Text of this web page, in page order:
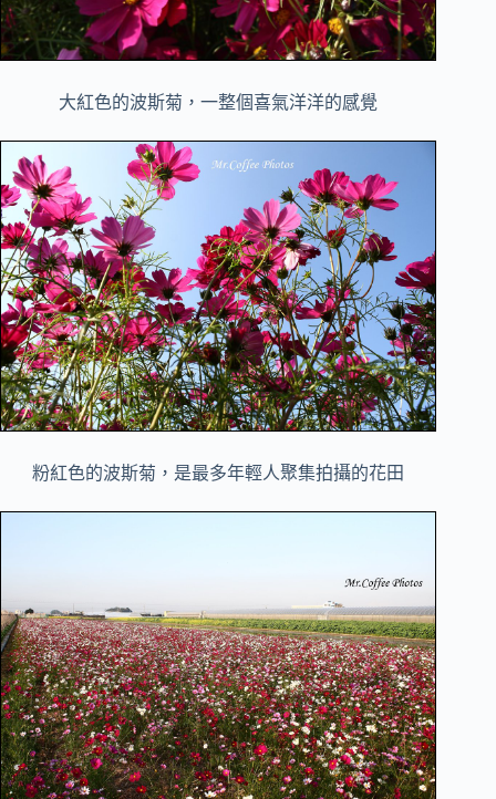
大紅色的波斯菊，一整個喜氣洋洋的感覺
粉紅色的波斯菊，是最多年輕人聚集拍攝的花田